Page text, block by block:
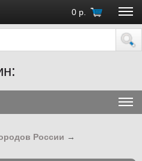
0 р.
18:00 (Москва)
России →